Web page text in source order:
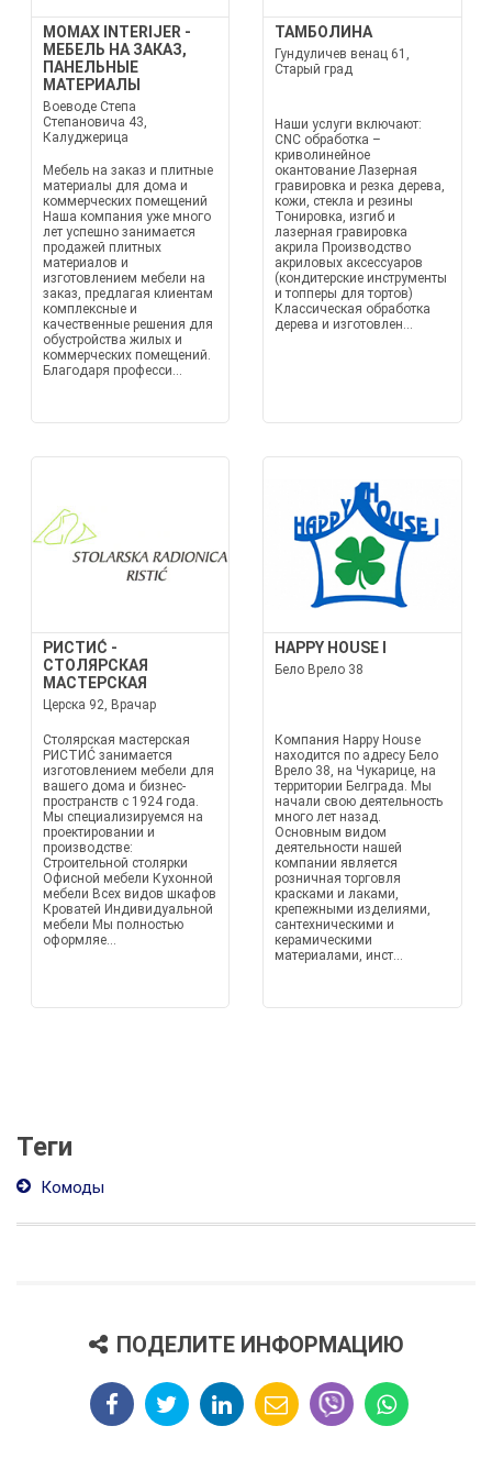
MOMAX INTERIJER -
МЕБЕЛЬ НА ЗАКАЗ,
ПАНЕЛЬНЫЕ
МАТЕРИАЛЫ
Воеводе Степа
Степановича 43,
Калуджерица
Мебель на заказ и плитные
материалы для дома и
коммерческих помещений
Наша компания уже много
лет успешно занимается
продажей плитных
материалов и
изготовлением мебели на
заказ, предлагая клиентам
комплексные и
качественные решения для
обустройства жилых и
коммерческих помещений.
Благодаря професси...
ТАМБОЛИНА
Гундуличев венац 61,
Старый град
Наши услуги включают:
CNC обработка –
криволинейное
окантование Лазерная
гравировка и резка дерева,
кожи, стекла и резины
Тонировка, изгиб и
лазерная гравировка
акрила Производство
акриловых аксессуаров
(кондитерские инструменты
и топперы для тортов)
Классическая обработка
дерева и изготовлен...
РИСТИĆ -
СТОЛЯРСКАЯ
МАСТЕРСКАЯ
Церска 92, Врачар
Столярская мастерская
РИСТИĆ занимается
изготовлением мебели для
вашего дома и бизнес-
пространств с 1924 года.
Мы специализируемся на
проектировании и
производстве:
Строительной столярки
Офисной мебели Кухонной
мебели Всех видов шкафов
Кроватей Индивидуальной
мебели Мы полностью
оформляе...
HAPPY HOUSE I
Бело Врело 38
Компания Happy House
находится по адресу Бело
Врело 38, на Чукарице, на
территории Белграда. Мы
начали свою деятельность
много лет назад.
Основным видом
деятельности нашей
компании является
розничная торговля
красками и лаками,
крепежными изделиями,
сантехническими и
керамическими
материалами, инст...
Теги
Комоды
ПОДЕЛИТЕ ИНФОРМАЦИЮ